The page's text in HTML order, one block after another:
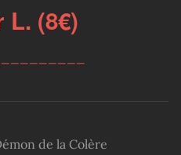
(8€)
de la Colère